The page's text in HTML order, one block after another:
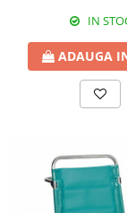
IN
ADAUGA